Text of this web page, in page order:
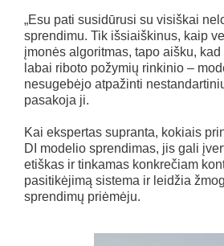
„Esu pati susidūrusi su visiškai
sprendimu. Tik išsiaiškinus, kaip
įmonės algoritmas, tapo aišku,
labai riboto požymių rinkinio –
nesugebėjo atpažinti
pasakoja ji.
Kai ekspertas supranta, kokiais
DI modelio sprendimas, jis gali
etiškas ir tinkamas konkrečiam
pasitikėjimą sistema ir leidžia
sprendimų priėmėju.